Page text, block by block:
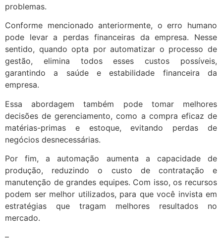
problemas.
Conforme mencionado anteriormente, o erro humano
pode levar a perdas financeiras da empresa. Nesse
sentido, quando opta por automatizar o processo de
gestão, elimina todos esses custos possíveis,
garantindo a saúde e estabilidade financeira da
empresa.
Essa abordagem também pode tomar melhores
decisões de gerenciamento, como a compra eficaz de
matérias-primas e estoque, evitando perdas de
negócios desnecessárias.
Por fim, a automação aumenta a capacidade de
produção, reduzindo o custo de contratação e
manutenção de grandes equipes. Com isso, os recursos
podem ser melhor utilizados, para que você invista em
estratégias que tragam melhores resultados no
mercado.
–